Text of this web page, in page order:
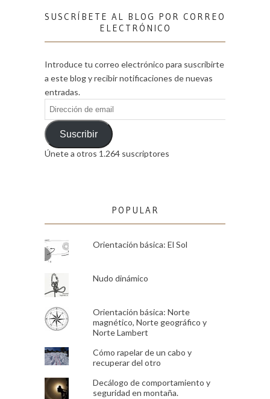
SUSCRÍBETE AL BLOG POR CORREO
ELECTRÓNICO
Introduce tu correo electrónico para suscribirte
a este blog y recibir notificaciones de nuevas
entradas.
Dirección
de
emailSuscribir
Únete a otros 1.264 suscriptores
POPULAR
Orientación básica: El Sol
Nudo dinámico
Orientación básica: Norte
magnético, Norte geográfico y
Norte Lambert
Cómo rapelar de un cabo y
recuperar del otro
Decálogo de comportamiento y
seguridad en montaña.